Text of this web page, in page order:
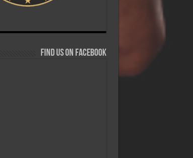
Find us on Facebook